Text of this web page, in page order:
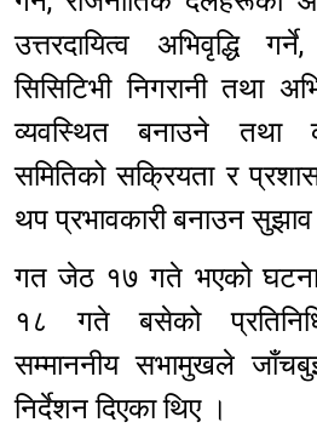
उत्तरदायित्व अभिवृद्धि
सिसिटिभी निगरानी तथा
व्यवस्थित बनाउने तथा
समितिको सक्रियता र
थप प्रभावकारी बनाउन
गत जेठ १७ गते भएको
१८ गते बसेको
सम्माननीय सभामुखले
निर्देशन दिएका थिए ।